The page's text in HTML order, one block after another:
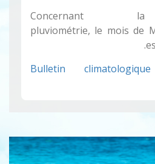
Concernant la
pluviométrie, le mois de
Bulletin